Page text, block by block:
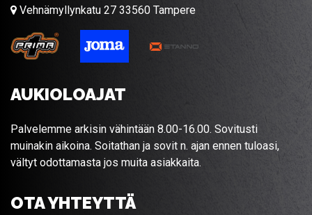
Vehnämyllynkatu 27 33560 Tampere
AUKIOLOAJAT
Palvelemme arkisin vähintään 8.00-16.00. Sovitusti
muinakin aikoina. Soitathan ja sovit n. ajan ennen tuloasi,
vältyt odottamasta jos muita asiakkaita.
OTA YHTEYTTÄ